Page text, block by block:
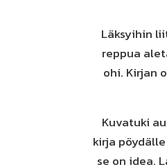
Läksyihin
reppua
ohi. Kirjan
Kuvatuki
kirja
se on idea.